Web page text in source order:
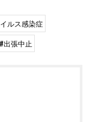
ルス感染症
#出張中止